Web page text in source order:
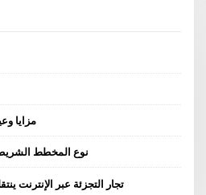
مزايا
نوع المخطط
تجار التجزئة عبر الإنترنت